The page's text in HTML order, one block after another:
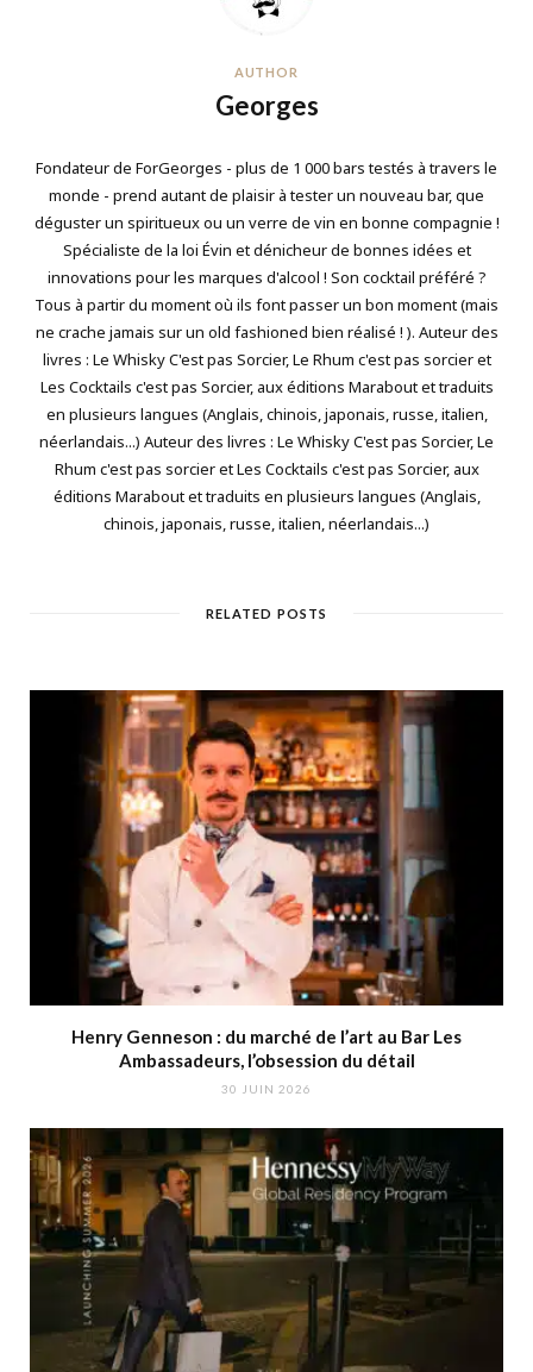
AUTHOR
Georges
Fondateur de ForGeorges - plus de 1 000 bars testés à travers le
monde - prend autant de plaisir à tester un nouveau bar, que
déguster un spiritueux ou un verre de vin en bonne compagnie !
Spécialiste de la loi Évin et dénicheur de bonnes idées et
innovations pour les marques d'alcool ! Son cocktail préféré ?
Tous à partir du moment où ils font passer un bon moment (mais
ne crache jamais sur un old fashioned bien réalisé ! ). Auteur des
livres : Le Whisky C'est pas Sorcier, Le Rhum c'est pas sorcier et
Les Cocktails c'est pas Sorcier, aux éditions Marabout et traduits
en plusieurs langues (Anglais, chinois, japonais, russe, italien,
néerlandais...) Auteur des livres : Le Whisky C'est pas Sorcier, Le
Rhum c'est pas sorcier et Les Cocktails c'est pas Sorcier, aux
éditions Marabout et traduits en plusieurs langues (Anglais,
chinois, japonais, russe, italien, néerlandais...)
RELATED POSTS
Henry Genneson : du marché de l’art au Bar Les
Ambassadeurs, l’obsession du détail
30 JUIN 2026